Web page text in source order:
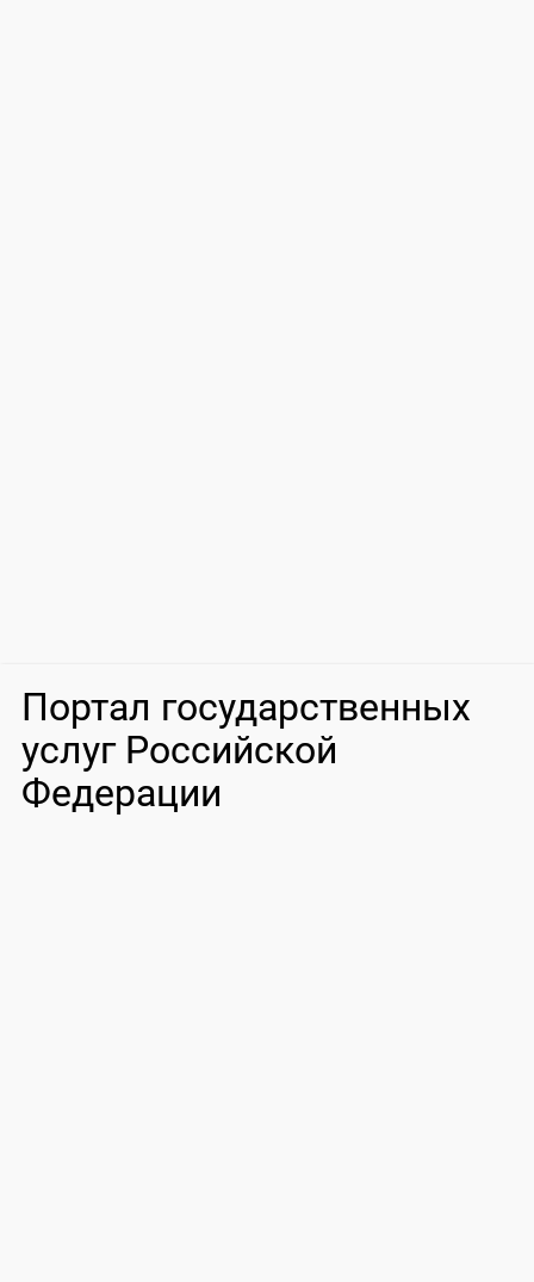
Портал государственных
услуг Российской
Федерации